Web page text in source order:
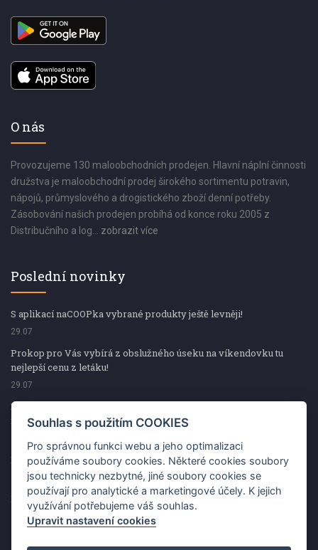
O nás
Provozujeme 130 maloobchodních prodejen. Hlavní náplní činnosti
družstva je maloobchodní prodej širokého sortimentu potravin,
nápojů, průmyslového a drogistického zboží denní potřeby.
Zásobování našich prodejen probíhá od konce roku 2005 z
Distribučního a log... zobrazit více
Poslední novinky
S aplikací naCOOPka vybrané produkty ještě levněji!
29.07
Prokop pro Vás vybírá z obslužného úseku na víkendovku tu
nejlepší cenu z letáku!
29.07
Prokop pro Vás vybírá z obslužného úseku na víkendovku tu
nejlepší cenu z letáku!
Kup špekáčky od Váhaly a vyhraj s naCOOPkou sekerku Fiskars
29.07
Prokop pro Vás vybírá na víkendovku ty nejlepší ceny z letáku!
29.07
Souhlas s použitím COOKIES
Pro správnou funkci webu a jeho optimalizaci
používáme soubory cookies. Některé cookies soubory
jsou technicky nezbytné, jiné soubory cookies se
používají pro analytické a marketingové účely. K jejich
využívání potřebujeme váš souhlas.
Upravit nastavení cookies